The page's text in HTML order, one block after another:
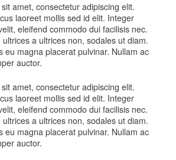
amet, consectetur adipiscing elit.
laoreet mollis sed id elit. Integer
eleifend commodo dui facilisis nec.
a ultrices non, sodales ut diam.
eu magna placerat pulvinar. Nullam ac
auctor.
amet, consectetur adipiscing elit.
laoreet mollis sed id elit. Integer
eleifend commodo dui facilisis nec.
a ultrices non, sodales ut diam.
eu magna placerat pulvinar. Nullam ac
auctor.